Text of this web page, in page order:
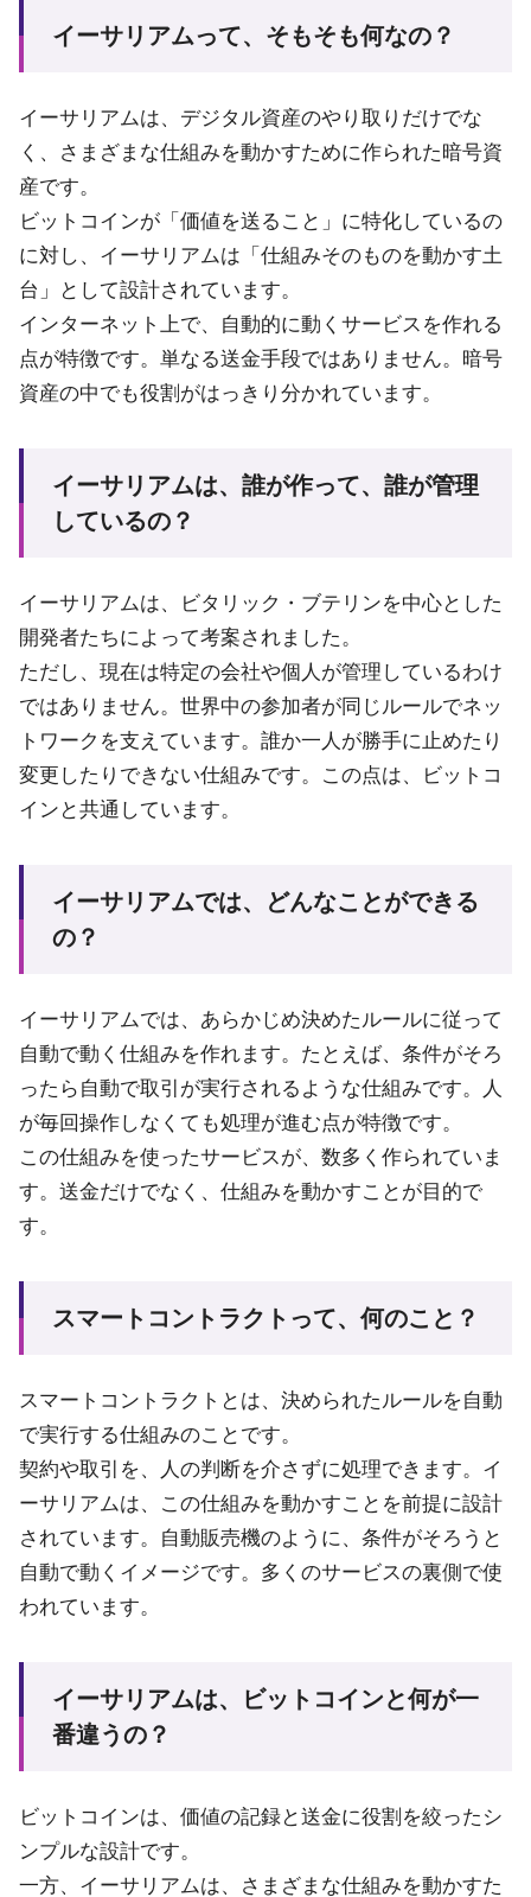
イーサリアムって、そもそも何なの？
イーサリアムは、デジタル資産のやり取りだけでな
く、さまざまな仕組みを動かすために作られた暗号資
産です。
ビットコインが「価値を送ること」に特化しているの
に対し、イーサリアムは「仕組みそのものを動かす土
台」として設計されています。
インターネット上で、自動的に動くサービスを作れる
点が特徴です。単なる送金手段ではありません。暗号
資産の中でも役割がはっきり分かれています。
イーサリアムは、誰が作って、誰が管理
しているの？
イーサリアムは、ビタリック・ブテリンを中心とした
開発者たちによって考案されました。
ただし、現在は特定の会社や個人が管理しているわけ
ではありません。世界中の参加者が同じルールでネッ
トワークを支えています。誰か一人が勝手に止めたり
変更したりできない仕組みです。この点は、ビットコ
インと共通しています。
イーサリアムでは、どんなことができる
の？
イーサリアムでは、あらかじめ決めたルールに従って
自動で動く仕組みを作れます。たとえば、条件がそろ
ったら自動で取引が実行されるような仕組みです。人
が毎回操作しなくても処理が進む点が特徴です。
この仕組みを使ったサービスが、数多く作られていま
す。送金だけでなく、仕組みを動かすことが目的で
す。
スマートコントラクトって、何のこと？
スマートコントラクトとは、決められたルールを自動
で実行する仕組みのことです。
契約や取引を、人の判断を介さずに処理できます。イ
ーサリアムは、この仕組みを動かすことを前提に設計
されています。自動販売機のように、条件がそろうと
自動で動くイメージです。多くのサービスの裏側で使
われています。
イーサリアムは、ビットコインと何が一
番違うの？
ビットコインは、価値の記録と送金に役割を絞ったシ
ンプルな設計です。
一方、イーサリアムは、さまざまな仕組みを動かすた